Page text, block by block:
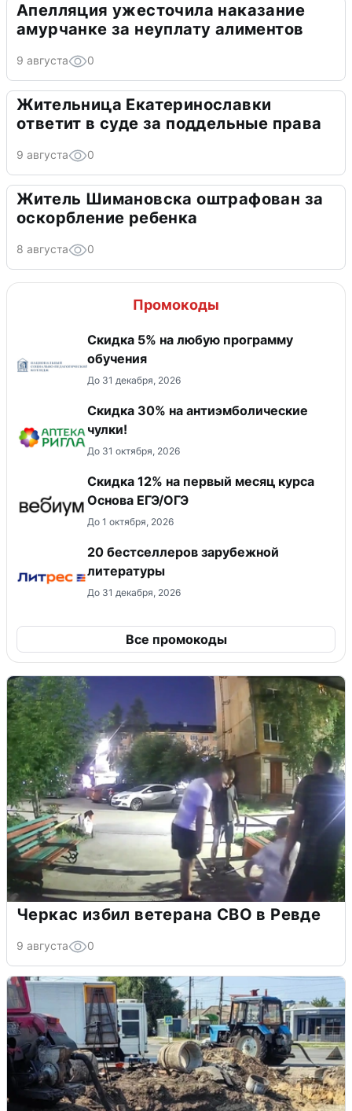
Апелляция ужесточила наказание
амурчанке за неуплату алиментов
9 августа 0
Жительница Екатеринославки
ответит в суде за поддельные права
9 августа 0
Житель Шимановска оштрафован за
оскорбление ребенка
8 августа 0
Промокоды
Скидка 5% на любую программу
обучения
До 31 декабря, 2026
Скидка 30% на антиэмболические
чулки!
До 31 октября, 2026
Скидка 12% на первый месяц курса
Основа ЕГЭ/ОГЭ
До 1 октября, 2026
20 бестселлеров зарубежной
литературы
До 31 декабря, 2026
Все промокоды
Черкас избил ветерана СВО в Ревде
9 августа 0